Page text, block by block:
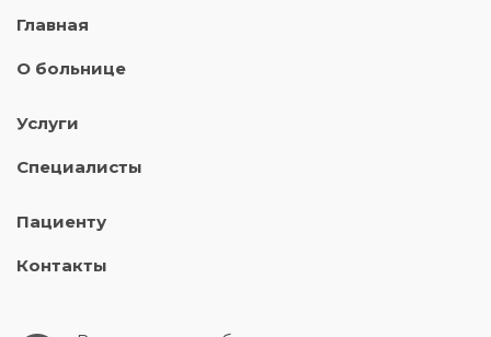
Главная
О больнице
Услуги
Специалисты
Пациенту
Контакты